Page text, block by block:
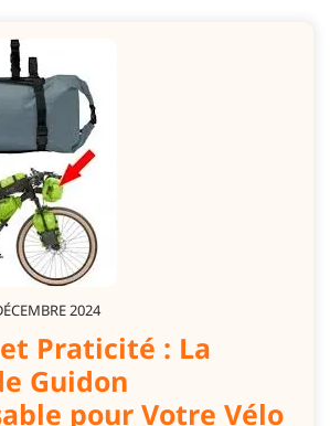
2024
Praticité : La
Guidon
pour Votre Vélo